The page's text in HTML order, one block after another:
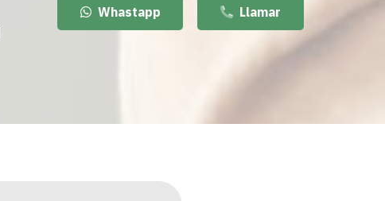
Whastapp Llamar